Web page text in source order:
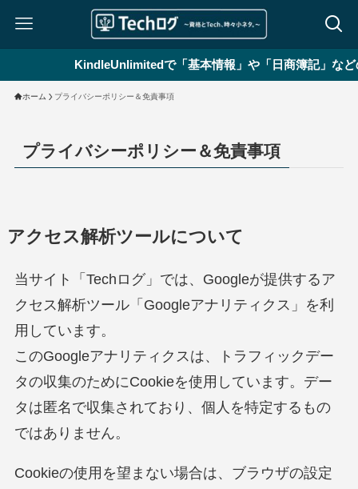
KindleUnlimitedで「基本情報」や「日商簿記」など
ホーム プライバシーポリシー＆免責事項
プライバシーポリシー＆免責事項
アクセス解析ツールについて
当サイト「Techログ」では、Googleが提供するア
クセス解析ツール「Googleアナリティクス」を利
用しています。
このGoogleアナリティクスは、トラフィックデー
タの収集のためにCookieを使用しています。デー
タは匿名で収集されており、個人を特定するもの
ではありません。
Cookieの使用を望まない場合は、ブラウザの設定